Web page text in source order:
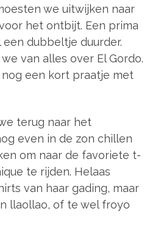
we uitwijken naar
het ontbijt. Een prima
dubbeltje duurder.
van alles over El Gordo.
een kort praatje met
terug naar het
even in de zon chillen
om naar de favoriete t-
te rijden. Helaas
van haar gading, maar
llaollao, of te wel froyo